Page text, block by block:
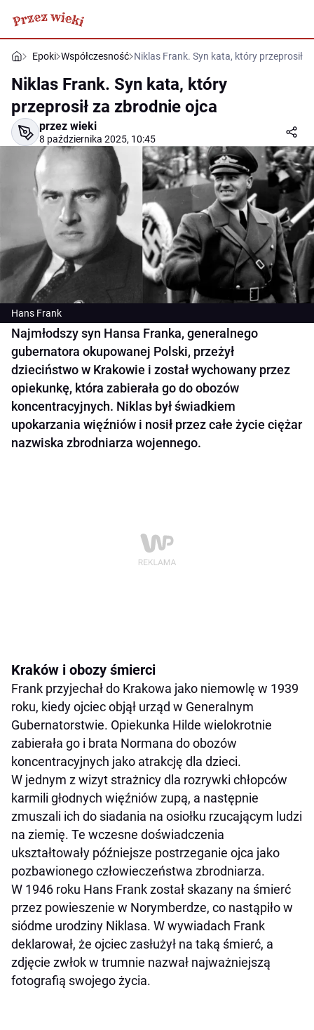
Epoki Współczesność Niklas Frank. Syn kata, który przeprosił
Niklas Frank. Syn kata, który
przeprosił za zbrodnie ojca
przez wieki
8 października 2025, 10:45
Hans Frank
Najmłodszy syn Hansa Franka, generalnego
gubernatora okupowanej Polski, przeżył
dzieciństwo w Krakowie i został wychowany przez
opiekunkę, która zabierała go do obozów
koncentracyjnych. Niklas był świadkiem
upokarzania więźniów i nosił przez całe życie ciężar
nazwiska zbrodniarza wojennego.
Kraków i obozy śmierci
Frank przyjechał do Krakowa jako niemowlę w 1939
roku, kiedy ojciec objął urząd w Generalnym
Gubernatorstwie. Opiekunka Hilde wielokrotnie
zabierała go i brata Normana do obozów
koncentracyjnych jako atrakcję dla dzieci.
W jednym z wizyt strażnicy dla rozrywki chłopców
karmili głodnych więźniów zupą, a następnie
zmuszali ich do siadania na osiołku rzucającym ludzi
na ziemię. Te wczesne doświadczenia
ukształtowały późniejsze postrzeganie ojca jako
pozbawionego człowieczeństwa zbrodniarza.
W 1946 roku Hans Frank został skazany na śmierć
przez powieszenie w Norymberdze, co nastąpiło w
siódme urodziny Niklasa. W wywiadach Frank
deklarował, że ojciec zasłużył na taką śmierć, a
zdjęcie zwłok w trumnie nazwał najważniejszą
fotografią swojego życia.